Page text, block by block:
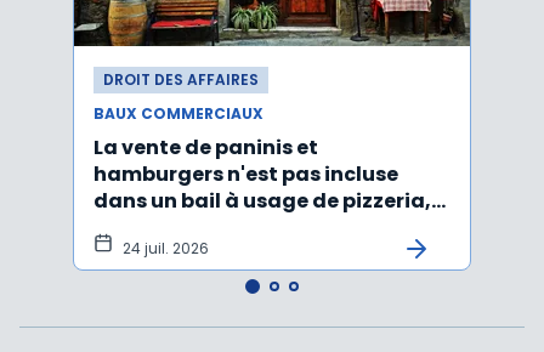
DROIT DES AFFAIRES
BAUX COMMERCIAUX
La vente de paninis et
hamburgers n'est pas incluse
dans un bail à usage de pizzeria,
pâtes, salades
24 juil. 2026